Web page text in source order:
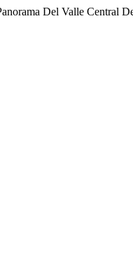
Del Valle Central